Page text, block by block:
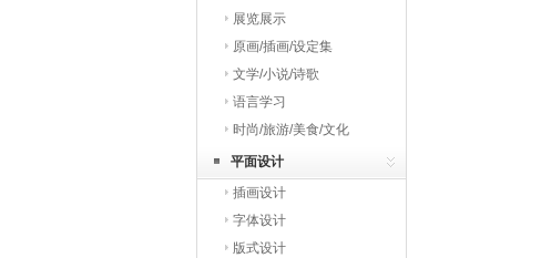
展览展示
原画/插画/设定集
文学/小说/诗歌
语言学习
时尚/旅游/美食/文化
平面设计
插画设计
字体设计
版式设计